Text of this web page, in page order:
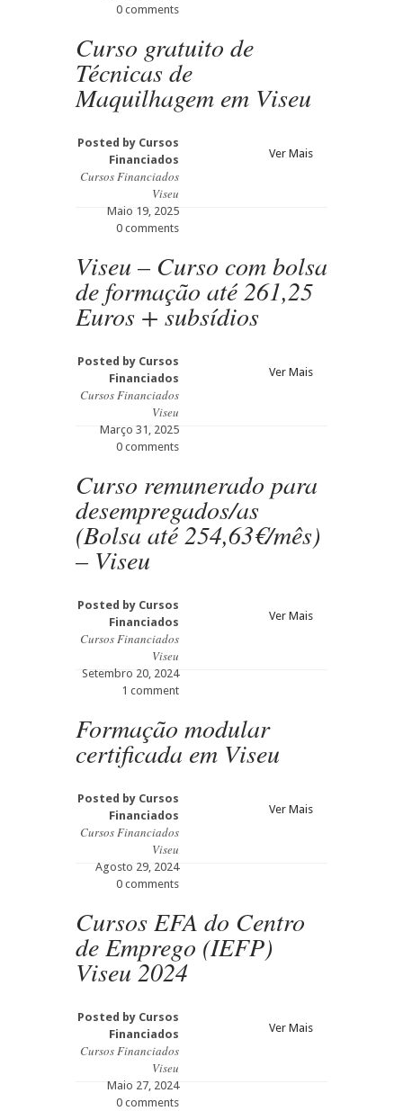
0 comments
Curso gratuito de
Técnicas de
Maquilhagem em Viseu
Posted by Cursos
Financiados
Cursos Financiados
Viseu
Maio 19, 2025
0 comments
Ver Mais
Viseu – Curso com bolsa
de formação até 261,25
Euros + subsídios
Posted by Cursos
Financiados
Cursos Financiados
Viseu
Março 31, 2025
0 comments
Ver Mais
Curso remunerado para
desempregados/as
(Bolsa até 254,63€/mês)
– Viseu
Posted by Cursos
Financiados
Cursos Financiados
Viseu
Setembro 20, 2024
1 comment
Ver Mais
Formação modular
certificada em Viseu
Posted by Cursos
Financiados
Cursos Financiados
Viseu
Agosto 29, 2024
0 comments
Ver Mais
Cursos EFA do Centro
de Emprego (IEFP)
Viseu 2024
Posted by Cursos
Financiados
Cursos Financiados
Viseu
Maio 27, 2024
0 comments
Ver Mais